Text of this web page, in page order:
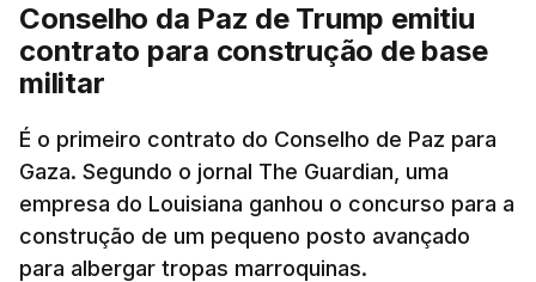
Conselho da Paz de Trump emitiu
contrato para construção de base
militar
É o primeiro contrato do Conselho de Paz para
Gaza. Segundo o jornal The Guardian, uma
empresa do Louisiana ganhou o concurso para a
construção de um pequeno posto avançado
para albergar tropas marroquinas.